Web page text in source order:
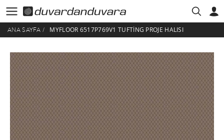
HESABIM ÜYE GIRIŞI
ANA SAYFA / MYFLOOR 6517P769V1 TUFTING PROJE HALISI